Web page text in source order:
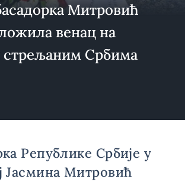
Митровић
венац на
Србима
Републике Србије у
Јасмина Митровић